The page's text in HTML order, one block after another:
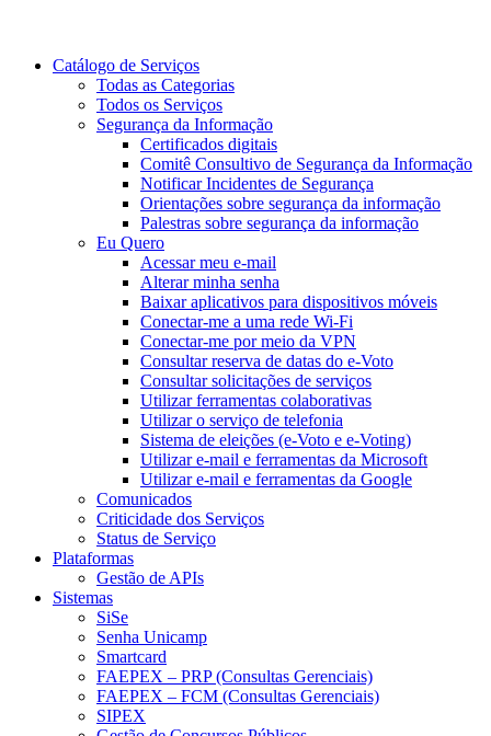
Catálogo de Serviços
Todas as Categorias
Todos os Serviços
Segurança da Informação
Certificados digitais
Comitê Consultivo de Segurança da Informação
Notificar Incidentes de Segurança
Orientações sobre segurança da informação
Palestras sobre segurança da informação
Eu Quero
Acessar meu e-mail
Alterar minha senha
Baixar aplicativos para dispositivos móveis
Conectar-me a uma rede Wi-Fi
Conectar-me por meio da VPN
Consultar reserva de datas do e-Voto
Consultar solicitações de serviços
Utilizar ferramentas colaborativas
Utilizar o serviço de telefonia
Sistema de eleições (e-Voto e e-Voting)
Utilizar e-mail e ferramentas da Microsoft
Utilizar e-mail e ferramentas da Google
Comunicados
Criticidade dos Serviços
Status de Serviço
Plataformas
Gestão de APIs
Sistemas
SiSe
Senha Unicamp
Smartcard
FAEPEX – PRP (Consultas Gerenciais)
FAEPEX – FCM (Consultas Gerenciais)
SIPEX